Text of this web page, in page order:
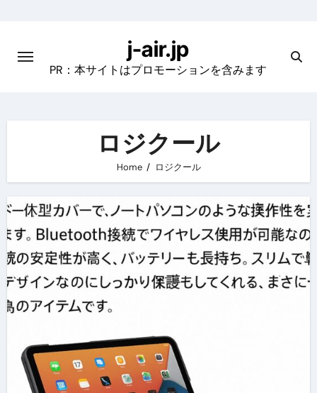
content
j-air.jp
PR：本サイトはプロモーションを含みます
ロジクール
Home ロジクール